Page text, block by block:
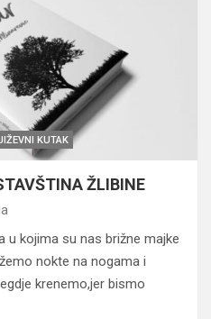
KUTAK
ŽLIBINE
kojima su nas brižne majke
nokte na nogama i
krenemo,jer bismo